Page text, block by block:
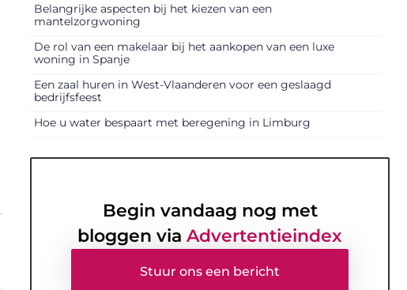
Belangrijke aspecten bij het kiezen van een
mantelzorgwoning
De rol van een makelaar bij het aankopen van een luxe
woning in Spanje
Een zaal huren in West-Vlaanderen voor een geslaagd
bedrijfsfeest
Hoe u water bespaart met beregening in Limburg
Begin vandaag nog met
bloggen via Advertentieindex
Stuur ons een bericht